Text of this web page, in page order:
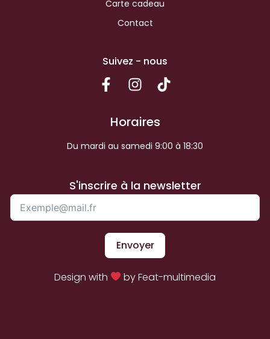
Carte cadeau
Contact
Suivez - nous
Horaires
Du mardi au samedi 9:00 à 18:30
S'inscrire à la newsletter
Envoyer
Design with by Feat-multimedia